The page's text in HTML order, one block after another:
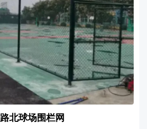
路北球场围栏网